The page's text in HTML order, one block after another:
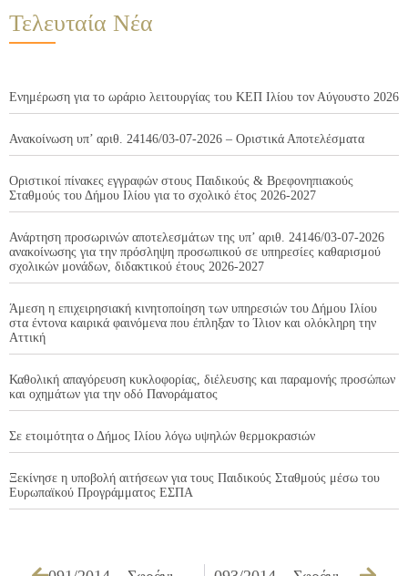
Τελευταία Νέα
Ενημέρωση για το ωράριο λειτουργίας του ΚΕΠ Ιλίου τον Αύγουστο 2026
Ανακοίνωση υπ’ αριθ. 24146/03-07-2026 – Οριστικά Αποτελέσματα
Οριστικοί πίνακες εγγραφών στους Παιδικούς & Βρεφονηπιακούς
Σταθμούς του Δήμου Ιλίου για το σχολικό έτος 2026-2027
Ανάρτηση προσωρινών αποτελεσμάτων της υπ’ αριθ. 24146/03-07-2026
ανακοίνωσης για την πρόσληψη προσωπικού σε υπηρεσίες καθαρισμού
σχολικών μονάδων, διδακτικού έτους 2026-2027
Άμεση η επιχειρησιακή κινητοποίηση των υπηρεσιών του Δήμου Ιλίου
στα έντονα καιρικά φαινόμενα που έπληξαν το Ίλιον και ολόκληρη την
Αττική
Καθολική απαγόρευση κυκλοφορίας, διέλευσης και παραμονής προσώπων
και οχημάτων για την οδό Πανοράματος
Σε ετοιμότητα ο Δήμος Ιλίου λόγω υψηλών θερμοκρασιών
Ξεκίνησε η υποβολή αιτήσεων για τους Παιδικούς Σταθμούς μέσω του
Ευρωπαϊκού Προγράμματος ΕΣΠΑ